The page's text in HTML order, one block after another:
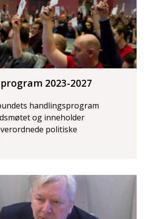
2023-2027
handlingsprogram
og inneholder
politiske